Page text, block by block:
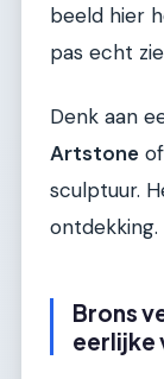
beeld hier
pas echt
Denk aan
Artstone
sculptuur.
ontdekking.
Brons
eerlijke